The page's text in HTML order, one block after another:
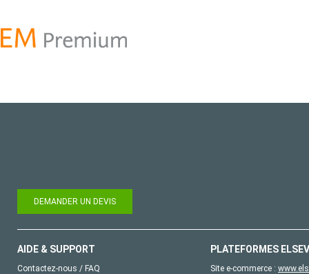
DEMANDER UN DEVIS
AIDE & SUPPORT
Contactez-nous / FAQ
PLATEFORMES
Site e-commerce :